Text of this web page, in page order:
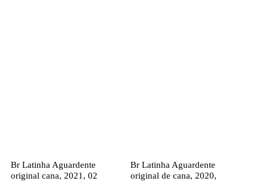
Br Latinha Aguardente
original cana, 2021, 02
Br Latinha Aguardente
original de cana, 2020,